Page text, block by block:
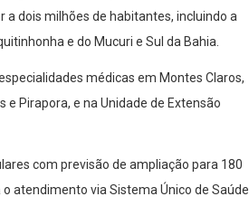
dois milhões de habitantes, incluindo a
e do Mucuri e Sul da Bahia.
médicas em Montes Claros,
e Pirapora, e na Unidade de Extensão
com previsão de ampliação para 180
atendimento via Sistema Único de Saúde